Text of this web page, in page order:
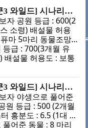
[롤러코스터 타이쿤3 와일드] 시나리오 09 - 잃어버린 공룡의 땅
자 공원 등급 : 600(2
소령) 배설물 허용
마 5마리 동물조망
급 : 700(3개월 유
배설물 허용도 : 보통
동물조망대 : 4곳
개월 유지) VIP(스
도 : 낮음 동물보기 :
망대 : 4곳 2. 처음
동수단인데.......별로
봐서 팔아도 됩니다.
. 3번은 입구입니다.
[롤러코스터 타이쿤3 와일드] 시나리오 08 - 로키코스터
자 야생으로 풀어준
원 등급 : 500 (2개월
흥분도 : 6.5 (1대 이
어준 동물 : 8 마리